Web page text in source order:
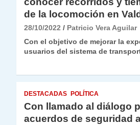
de la locomoción en
28/10/2022
Patricio Vera Aguilar
Con el objetivo de mejorar la
usuarios del sistema de
DESTACADAS POLÍTICA
Con llamado al diálogo
acuerdos de seguridad